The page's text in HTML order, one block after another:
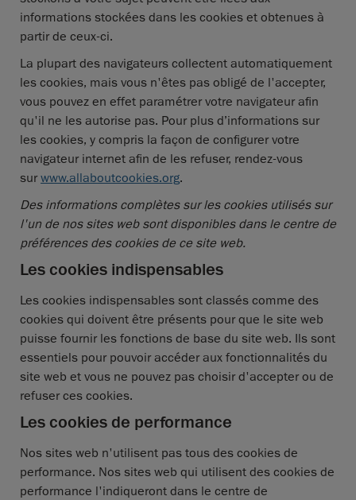
informations stockées dans les cookies et obtenues à
partir de ceux-ci.
La plupart des navigateurs collectent automatiquement
les cookies, mais vous n'êtes pas obligé de l'accepter,
vous pouvez en effet paramétrer votre navigateur afin
qu'il ne les autorise pas. Pour plus d’informations sur
les cookies, y compris la façon de configurer votre
navigateur internet afin de les refuser, rendez-vous
surwww.allaboutcookies.org.
Des informations complètes sur les cookies utilisés sur
l'un de nos sites web sont disponibles dans le centre de
préférences des cookies de ce site web.
Les cookies indispensables
Les cookies indispensables sont classés comme des
cookies qui doivent être présents pour que le site web
puisse fournir les fonctions de base du site web. Ils sont
essentiels pour pouvoir accéder aux fonctionnalités du
site web et vous ne pouvez pas choisir d'accepter ou de
refuser ces cookies.
Les cookies de performance
Nos sites web n'utilisent pas tous des cookies de
performance. Nos sites web qui utilisent des cookies de
performance l'indiqueront dans le centre de